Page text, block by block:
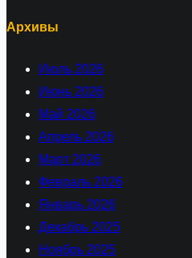
Архивы
Июль 2026
Июнь 2026
Май 2026
Апрель 2026
Март 2026
Февраль 2026
Январь 2026
Декабрь 2025
Ноябрь 2025